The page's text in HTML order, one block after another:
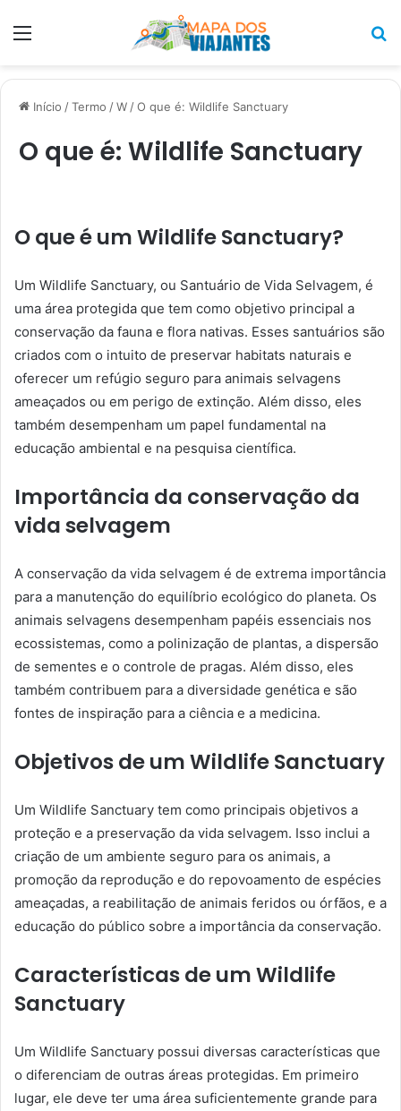
Menu
Início /Termo /W /O que é: Wildlife Sanctuary
O que é: Wildlife Sanctuary
O que é um Wildlife Sanctuary?
Um Wildlife Sanctuary, ou Santuário de Vida Selvagem, é
uma área protegida que tem como objetivo principal a
conservação da fauna e flora nativas. Esses santuários são
criados com o intuito de preservar habitats naturais e
oferecer um refúgio seguro para animais selvagens
ameaçados ou em perigo de extinção. Além disso, eles
também desempenham um papel fundamental na
educação ambiental e na pesquisa científica.
Importância da conservação da
vida selvagem
A conservação da vida selvagem é de extrema importância
para a manutenção do equilíbrio ecológico do planeta. Os
animais selvagens desempenham papéis essenciais nos
ecossistemas, como a polinização de plantas, a dispersão
de sementes e o controle de pragas. Além disso, eles
também contribuem para a diversidade genética e são
fontes de inspiração para a ciência e a medicina.
Objetivos de um Wildlife Sanctuary
Um Wildlife Sanctuary tem como principais objetivos a
proteção e a preservação da vida selvagem. Isso inclui a
criação de um ambiente seguro para os animais, a
promoção da reprodução e do repovoamento de espécies
ameaçadas, a reabilitação de animais feridos ou órfãos, e a
educação do público sobre a importância da conservação.
Características de um Wildlife
Sanctuary
Um Wildlife Sanctuary possui diversas características que
o diferenciam de outras áreas protegidas. Em primeiro
lugar, ele deve ter uma área suficientemente grande para